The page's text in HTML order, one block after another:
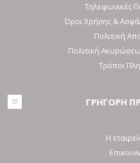
Τηλεφωνικές
Όροι Χρήσης &
Πολιτική
Πολιτική
Τρόποι
ΓΡΗΓΟΡΗ
Η